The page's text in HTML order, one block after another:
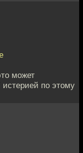
может
по этому